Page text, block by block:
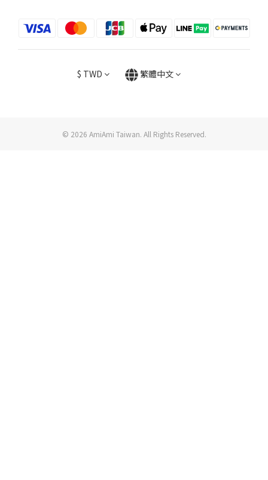
$ TWD 繁體中文
© 2026 AmiAmi Taiwan. All Rights Reserved.